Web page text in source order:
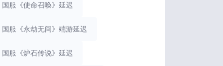
国服《使命召唤》延迟
国服《永劫无间》端游延迟
国服《炉石传说》延迟